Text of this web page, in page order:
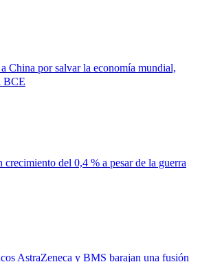
China por salvar la economía mundial,
BCE
crecimiento del 0,4 % a pesar de la guerra
AstraZeneca y BMS barajan una fusión